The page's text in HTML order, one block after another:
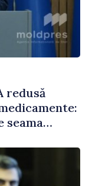
redusă
seama